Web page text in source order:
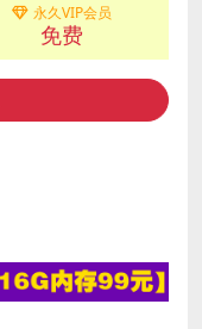
永久VIP会员
免费